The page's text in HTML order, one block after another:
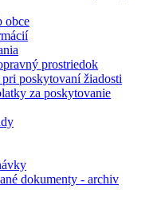
obce
prostriedok
pri poskytovaní žiadosti
za poskytovanie
dokumenty - archiv